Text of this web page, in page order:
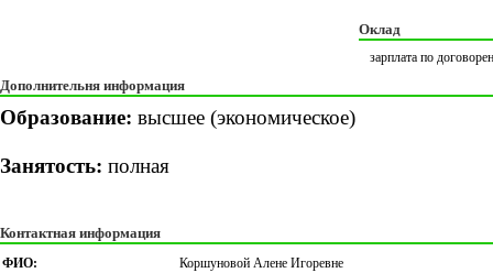
Оклад
зарплата по
Дополнительня информация
Образование: высшее (экономическое)
Занятость: полная
Контактная информация
ФИО:
Коршуновой Алене Игоревне